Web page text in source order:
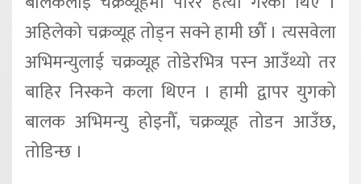
अहिलेको चक्रव्यूह तोड्न सक्ने हामी छौँ । त्यसवेला
अभिमन्युलाई चक्रव्यूह तोडेरभित्र पस्न आउँथ्यो तर
बाहिर निस्कने कला थिएन । हामी द्वापर युगको
बालक अभिमन्यु होइनौँ, चक्रव्यूह तोडन आउँछ,
तोडिन्छ ।